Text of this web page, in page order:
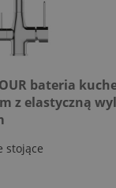
bateria
z elastyczną
stojące